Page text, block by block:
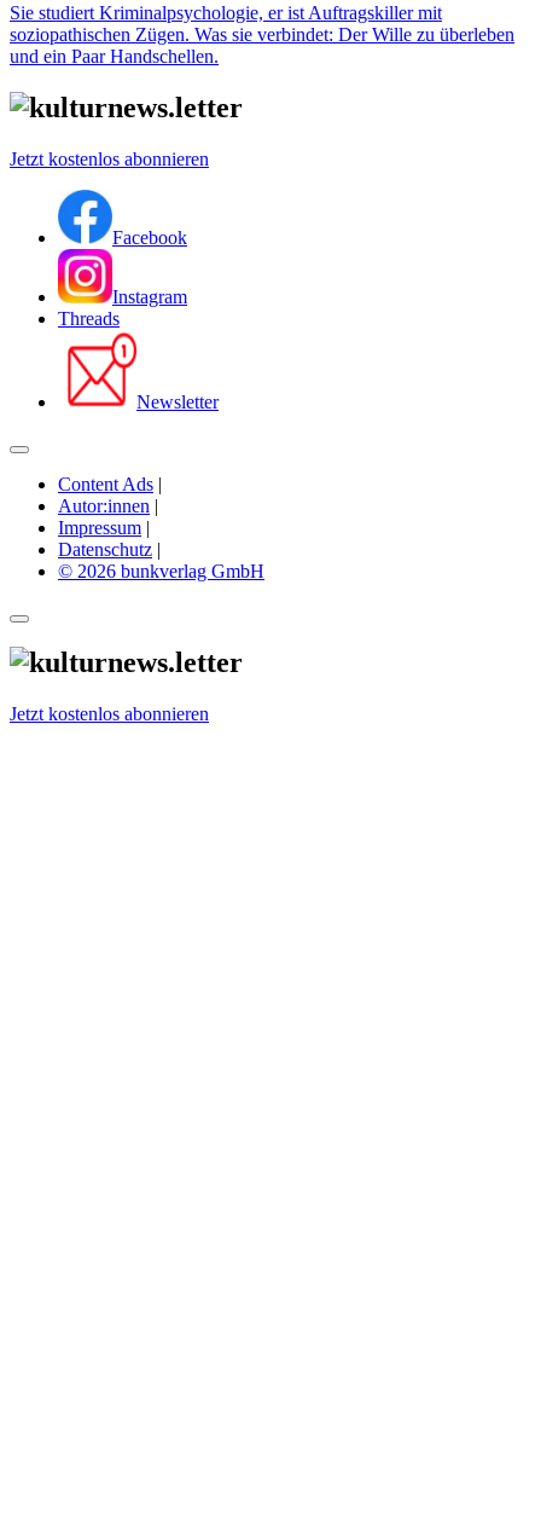
Sie studiert Kriminalpsychologie, er ist Auftragskiller mit
soziopathischen Zügen. Was sie verbindet: Der Wille zu überleben
und ein Paar Handschellen.
Jetzt kostenlos abonnieren
Facebook
Instagram
Threads
Newsletter
Content Ads |
Autor:innen |
Impressum |
Datenschutz |
© 2026 bunkverlag GmbH
Jetzt kostenlos abonnieren